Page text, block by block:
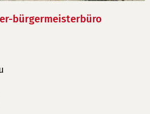
bürgermeisterbüro